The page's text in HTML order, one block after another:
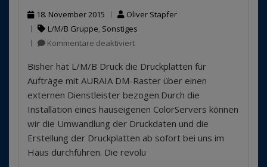
18. November 2015
Oliver Stapfer
L/M/B Gruppe, Sonstiges
Kommentare deaktiviertfür
ColorServer
für
DM-
Raster
Bisher hat L/M/B Druck die Druckplatten für
Aufträge mit AURAIA DM-Raster über einen
externen Dienstleister bezogen.Durch die
Installation eines hauseigenen ColorServers können
wir die Umwandlung der Druckdaten und die
Erstellung der Druckplatten ab sofort bei uns im
Haus durchführen. Die revolu